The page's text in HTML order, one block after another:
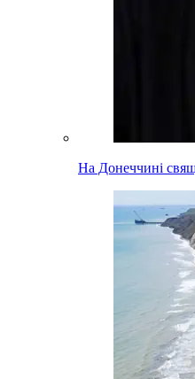
На Донеччині